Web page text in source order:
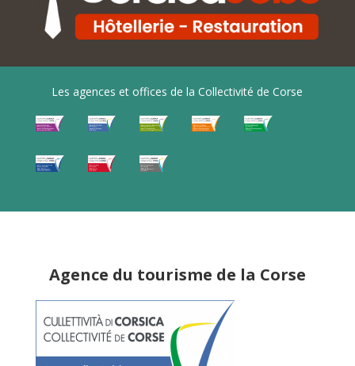
Les agences et offices de la Collectivité de Corse
Agence du tourisme de la Corse